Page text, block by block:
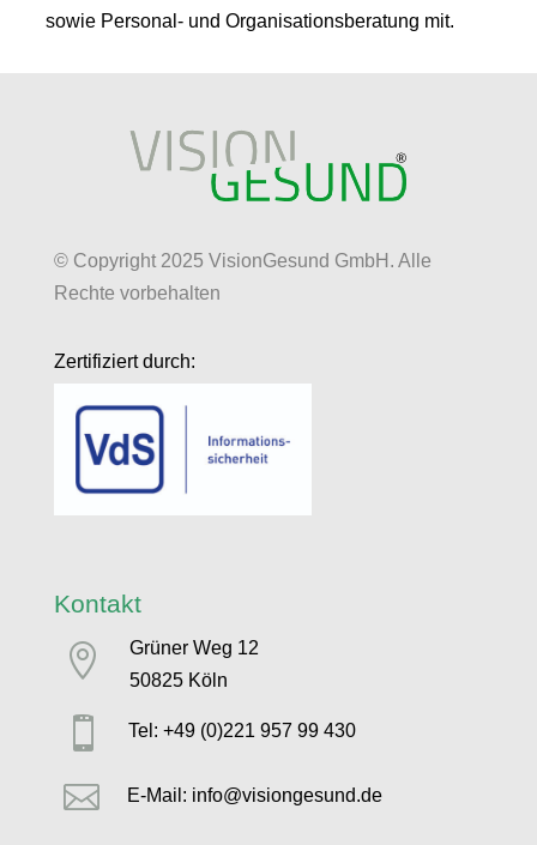
sowie Personal- und Organisationsberatung mit.
© Copyright 2025 VisionGesund GmbH. Alle
Rechte vorbehalten
Zertifiziert durch:
Kontakt

Grüner Weg 12
50825 Köln
 Tel: +49 (0)221 957 99 430
 E-Mail: info@visiongesund.de